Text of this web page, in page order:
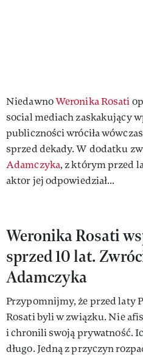
NiedawnoWeronika Rosati
social mediach zaskakujący
publiczności wróciła
sprzed dekady. W dodatku
Adamczyka, z którym przed
aktor jej odpowiedział...
Weronika Rosati
sprzed 10 lat.
Adamczyka
Przypomnijmy, że przed laty
Rosati byli w związku. Nie
i chronili swoją prywatność.
długo. Jedną z przyczyn